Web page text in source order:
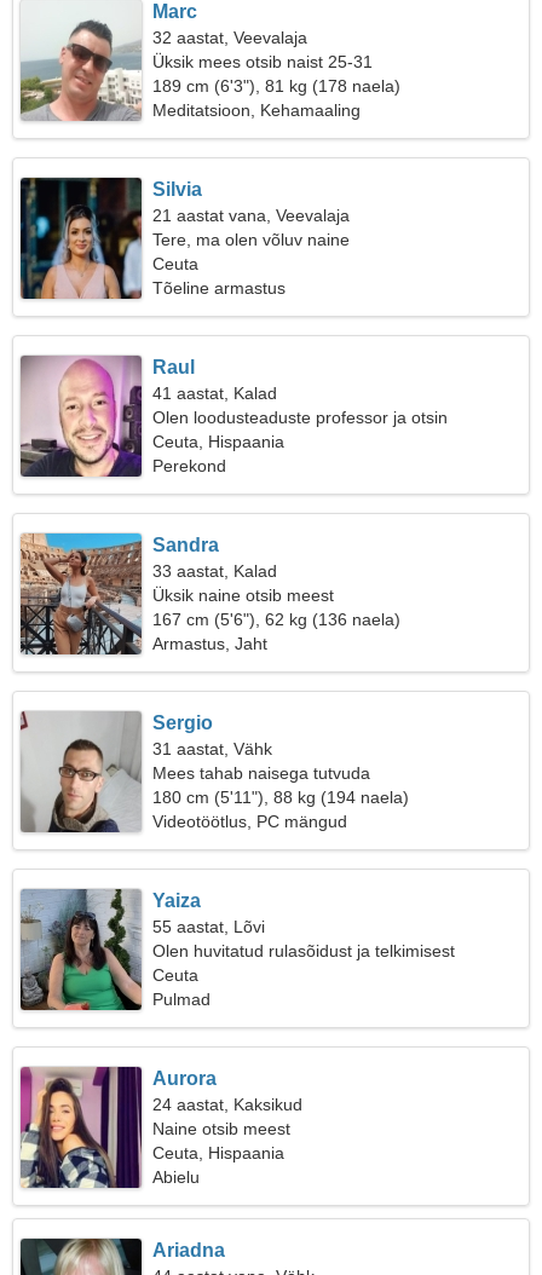
Marc
32 aastat, Veevalaja
Üksik mees otsib naist 25-31
189 cm (6'3"), 81 kg (178 naela)
Meditatsioon, Kehamaaling
Silvia
21 aastat vana, Veevalaja
Tere, ma olen võluv naine
Ceuta
Tõeline armastus
Raul
41 aastat, Kalad
Olen loodusteaduste professor ja otsin
sõbralikku naist
Ceuta, Hispaania
Perekond
Sandra
33 aastat, Kalad
Üksik naine otsib meest
167 cm (5'6"), 62 kg (136 naela)
Armastus, Jaht
Sergio
31 aastat, Vähk
Mees tahab naisega tutvuda
180 cm (5'11"), 88 kg (194 naela)
Videotöötlus, PC mängud
Yaiza
55 aastat, Lõvi
Olen huvitatud rulasõidust ja telkimisest
Ceuta
Pulmad
Aurora
24 aastat, Kaksikud
Naine otsib meest
Ceuta, Hispaania
Abielu
Ariadna